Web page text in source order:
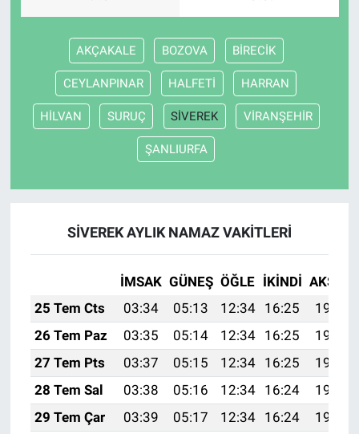
AKÇAKALE BOZOVA BİRECİK
CEYLANPINAR HALFETİ HARRAN
HİLVAN SURUÇ SİVEREK VİRANŞEHİR
ŞANLIURFA
SİVEREK AYLIK NAMAZ VAKITLERI
İMSAK GÜNEŞ ÖĞLE İKINDI AKŞAM
25 Tem Cts
03:34 05:13 12:34 16:25
19:45
26 Tem Paz
03:35 05:14 12:34 16:25
19:45
27 Tem Pts
03:37 05:15 12:34 16:25
19:44
28 Tem Sal
03:38 05:16 12:34 16:24
19:43
29 Tem Çar
03:39 05:17 12:34 16:24
19:42